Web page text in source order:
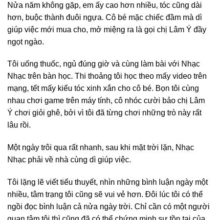
Nửa năm không gặp, em ấy cao hơn nhiều, tóc cũng dài
hơn, buộc thành đuôi ngựa. Cô bé mặc chiếc đầm mà dì
giúp việc mới mua cho, mở miệng ra là gọi chị Lâm Ý đầy
ngọt ngào.
Tôi uống thuốc, ngủ đúng giờ và cùng làm bài với Nhạc
Nhạc trên bàn học. Thi thoảng tôi học theo mấy video trên
mạng, tết mấy kiểu tóc xinh xắn cho cô bé. Bọn tôi cùng
nhau chơi game trên máy tính, cô nhóc cười bảo chị Lâm
Ý chơi giỏi ghê, bởi vì tôi đã từng chơi những trò này rất
lâu rồi.
Một ngày trôi qua rất nhanh, sau khi mặt trời lặn, Nhạc
Nhạc phải về nhà cùng dì giúp việc.
Tôi lặng lẽ viết tiểu thuyết, nhìn những bình luận ngày một
nhiều, tâm trạng tôi cũng sẽ vui vẻ hơn. Đôi lúc tôi có thể
ngồi đọc bình luận cả nửa ngày trời. Chỉ cần có một người